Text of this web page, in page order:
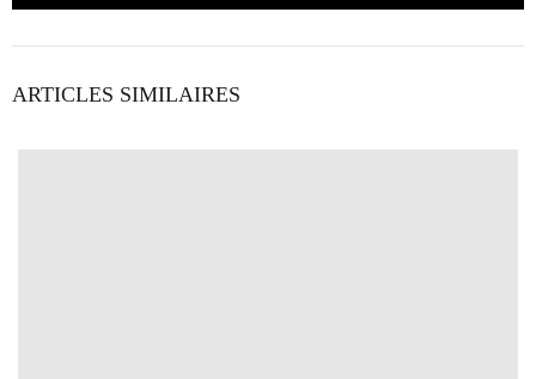
ARTICLES SIMILAIRES